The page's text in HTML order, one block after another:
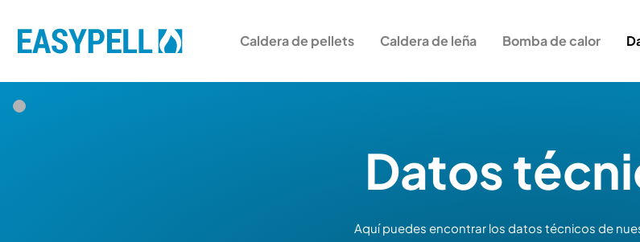
Caldera de pellets Caldera de leña Bomba de calor
Datos
Aquí puedes encontrar los datos técnicos de